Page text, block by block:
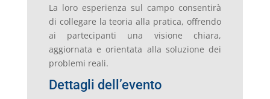
La loro esperienza sul campo consentirà
di collegare la teoria alla pratica, offrendo
ai partecipanti una visione chiara,
aggiornata e orientata alla soluzione dei
problemi reali.
Dettagli dell’evento